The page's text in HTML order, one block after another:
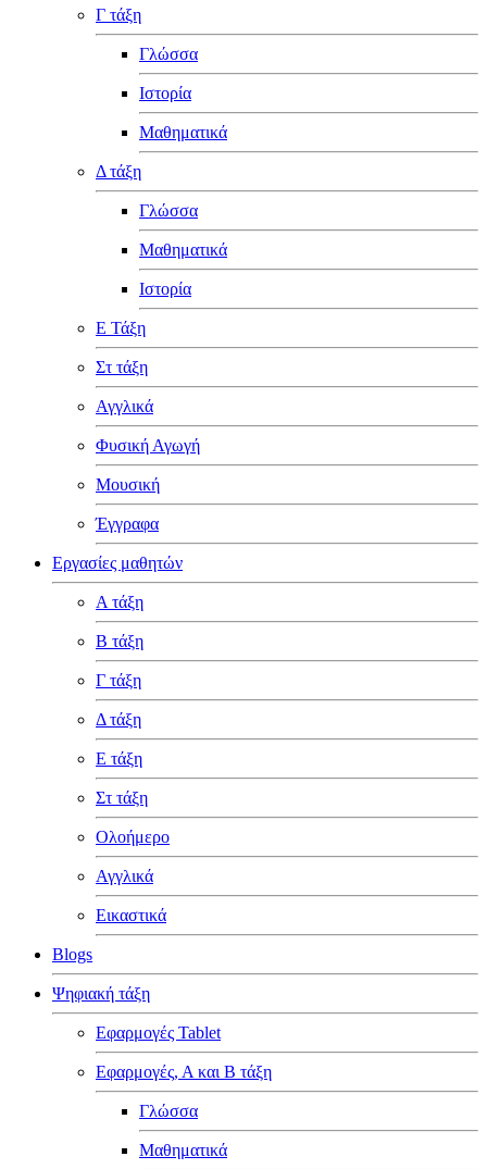
Γ τάξη
Γλώσσα
Ιστορία
Μαθηματικά
Δ τάξη
Γλώσσα
Μαθηματικά
Ιστορία
Ε Τάξη
Στ τάξη
Αγγλικά
Φυσική Αγωγή
Μουσική
Έγγραφα
Εργασίες μαθητών
Α τάξη
Β τάξη
Γ τάξη
Δ τάξη
Ε τάξη
Στ τάξη
Ολοήμερο
Αγγλικά
Εικαστικά
Blogs
Ψηφιακή τάξη
Εφαρμογές Tablet
Εφαρμογές, Α και Β τάξη
Γλώσσα
Μαθηματικά